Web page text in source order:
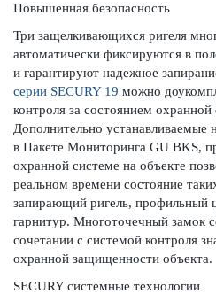
Повышенная безопасность
Три защелкивающихся ригеля
автоматически фиксируются в
и гарантируют надежное
серии SECURY 19 можно
контроля за состоянием
Дополнительно устанавливаемые
в Пакете Мониторинга GU BKS,
охранной системе на объекте
реальном времени состояние
запирающий ригель, профильный
гарнитур. Многоточечный замок
сочетании с системой контроля
охранной защищенности объекта.
SECURY системные технологии